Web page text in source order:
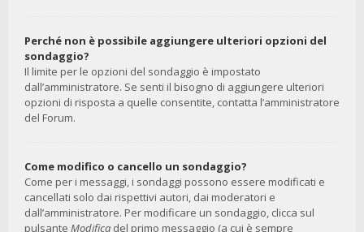
Perché non è possibile aggiungere ulteriori opzioni del
sondaggio?
Il limite per le opzioni del sondaggio è impostato
dall’amministratore. Se senti il bisogno di aggiungere ulteriori
opzioni di risposta a quelle consentite, contatta l’amministratore
del Forum.
Come modifico o cancello un sondaggio?
Come per i messaggi, i sondaggi possono essere modificati e
cancellati solo dai rispettivi autori, dai moderatori e
dall’amministratore. Per modificare un sondaggio, clicca sul
pulsante Modifica del primo messaggio (a cui è sempre